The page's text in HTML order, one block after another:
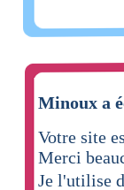
Minoux a
Votre site
Merci
Je l'utilise